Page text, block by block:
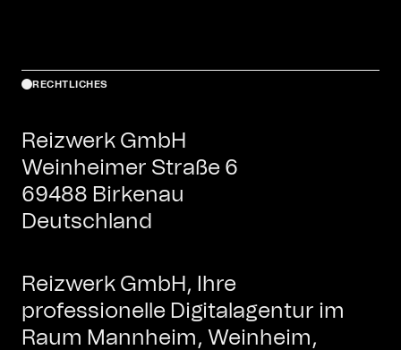
RECHTLICHES
Reizwerk GmbH
Weinheimer Straße 6
69488 Birkenau
Deutschland
Reizwerk GmbH, Ihre
professionelle Digitalagentur im
Raum Mannheim, Weinheim,